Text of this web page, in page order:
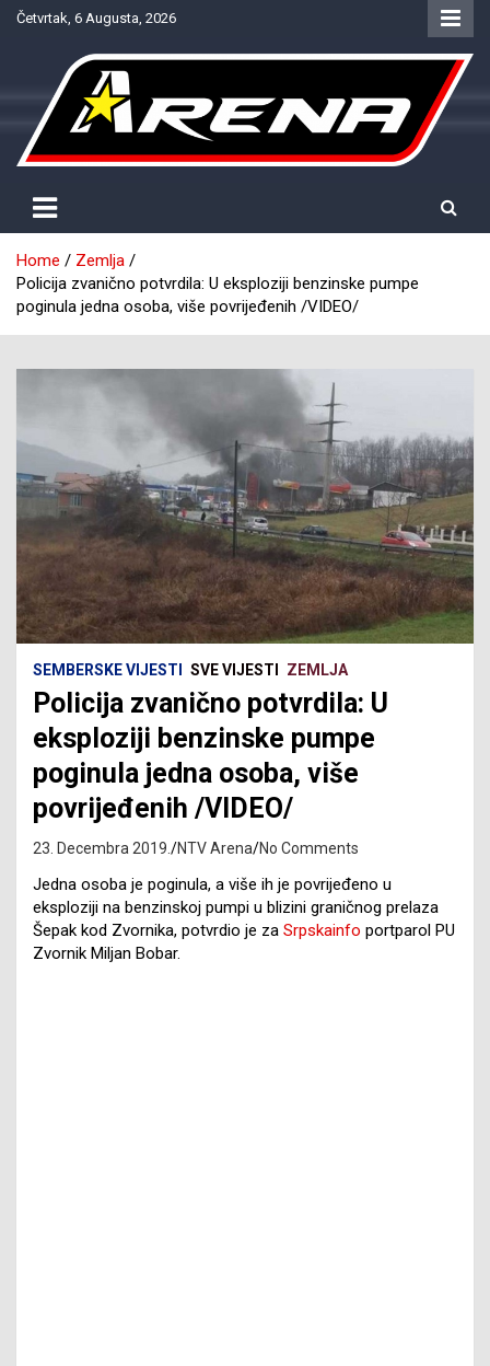
SkipČetvrtak, 6 Augusta, 2026
NTV Arena
Home
Zemlja
Policija zvanično potvrdila: U eksploziji benzinske pumpe
poginula jedna osoba, više povrijeđenih /VIDEO/
SEMBERSKE VIJESTI SVE VIJESTI ZEMLJA
Policija zvanično potvrdila: U
eksploziji benzinske pumpe
poginula jedna osoba, više
povrijeđenih /VIDEO/
23. Decembra 2019. NTV Arena No Comments
Jedna osoba je poginula, a više ih je povrijeđeno u
eksploziji na benzinskoj pumpi u blizini graničnog prelaza
Šepak kod Zvornika, potvrdio je za Srpskainfo portparol PU
Zvornik Miljan Bobar.